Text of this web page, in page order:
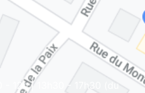
12h | 13h30 - 17h30 (du